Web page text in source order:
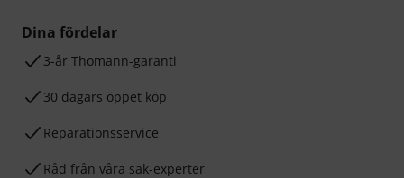
Dina fördelar
3-år Thomann-garanti
30 dagars öppet köp
Reparationsservice
Råd från våra sak-experter